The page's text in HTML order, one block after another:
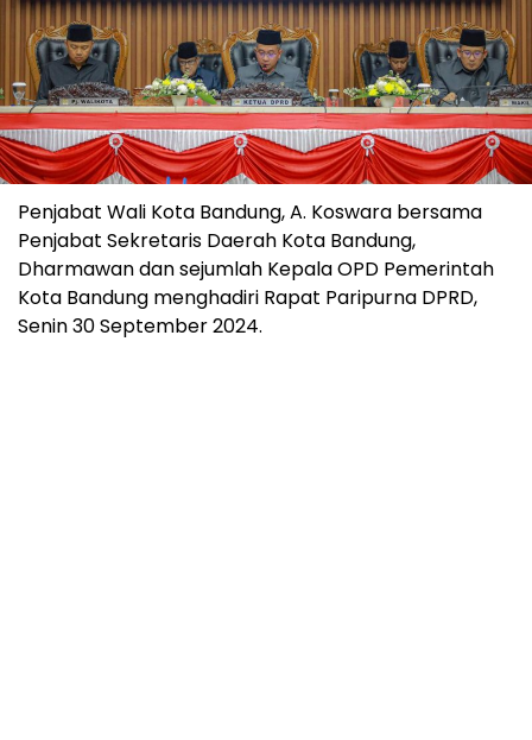
Penjabat Wali Kota Bandung, A. Koswara bersama
Penjabat Sekretaris Daerah Kota Bandung,
Dharmawan dan sejumlah Kepala OPD Pemerintah
Kota Bandung menghadiri Rapat Paripurna DPRD,
Senin 30 September 2024.